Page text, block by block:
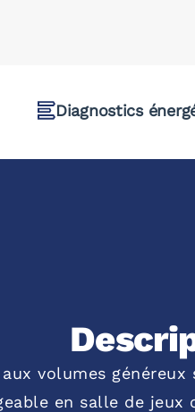
Diagnostics
volumes
en salle de